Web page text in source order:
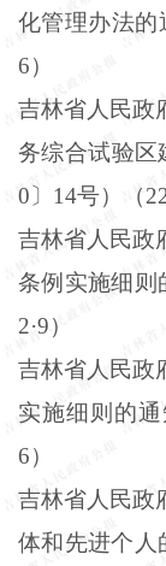
化管理办法的
6）
吉林省人民政
务综合试验区
0〕 14号）（
吉林省人民政
条例实施细则
2·9）
吉林省人民政
实施细则的
6）
吉林省人民政
体和先进个人